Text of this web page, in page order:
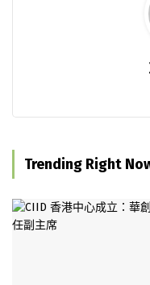
Trending Right